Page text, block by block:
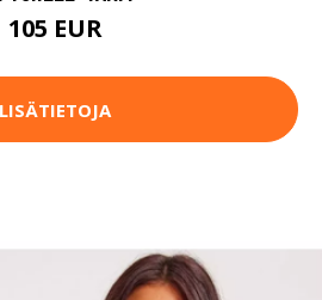
105 EUR
LISÄTIETOJA